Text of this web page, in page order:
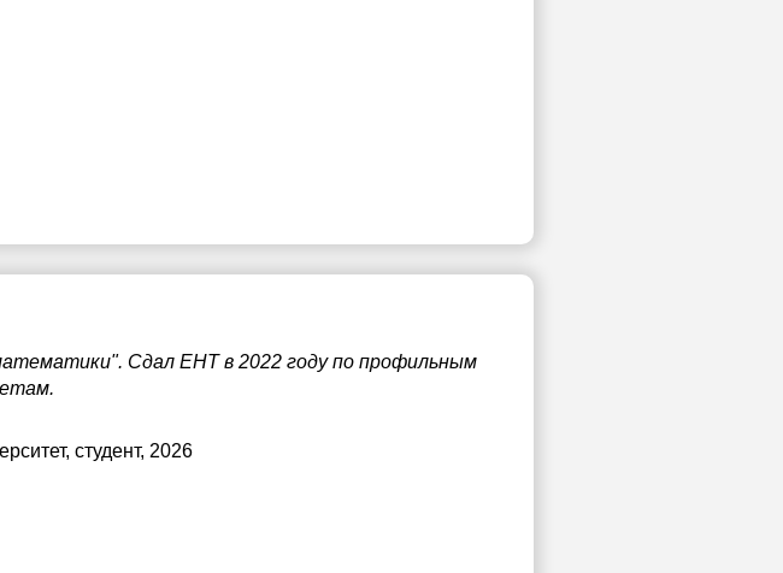
Сдал ЕНТ в 2022 году по профильным
, студент, 2026